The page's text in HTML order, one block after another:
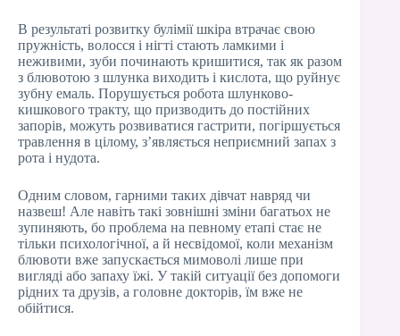
В результаті розвитку булімії шкіра втрачає свою
пружність, волосся і нігті стають ламкими і
неживими, зуби починають кришитися, так як разом
з блювотою з шлунка виходить і кислота, що руйнує
зубну емаль. Порушується робота шлунково-
кишкового тракту, що призводить до постійних
запорів, можуть розвиватися гастрити, погіршується
травлення в цілому, з’являється неприємний запах з
рота і нудота.
Одним словом, гарними таких дівчат навряд чи
назвеш! Але навіть такі зовнішні зміни багатьох не
зупиняють, бо проблема на певному етапі стає не
тільки психологічної, а й несвідомої, коли механізм
блювоти вже запускається мимоволі лише при
вигляді або запаху їжі. У такій ситуації без допомоги
рідних та друзів, а головне докторів, їм вже не
обійтися.